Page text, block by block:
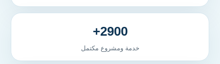
2900+
خدمة ومشروع مكتمل